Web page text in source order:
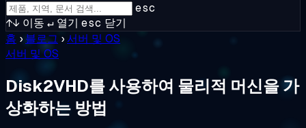
esc
↑↓ 이동 ↵ 열기 esc 닫기
홈 › 블로그 ›서버 및 OS
서버 및 OS
Disk2VHD를 사용하여 물리적 머신을 가
상화하는 방법